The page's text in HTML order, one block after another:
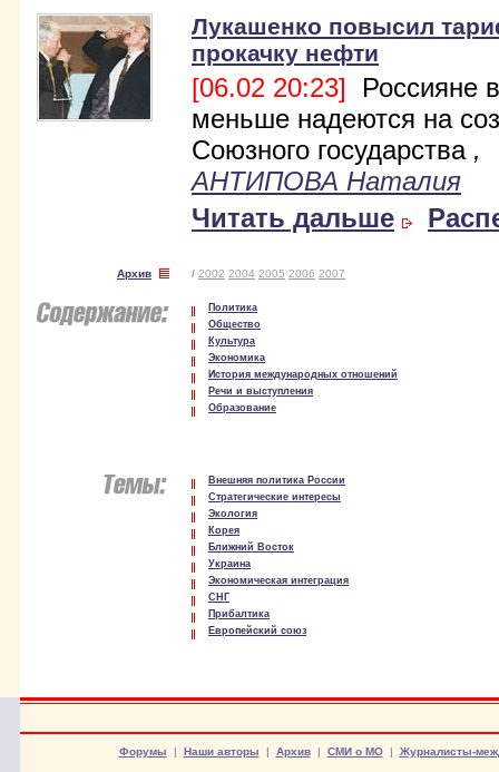
Лукашенко повысил
прокачку нефти
[06.02 20:23] Россияне
меньше надеются на
Союзного государства ,
АНТИПОВА Наталия
Читать дальше
Архив / 2002 2004 2005 2006 2007
Политика
Общество
Культура
Экономика
История международных отношений
Речи и выступления
Образование
Внешняя политика России
Стратегические интересы
Экология
Корея
Ближний Восток
Украина
Экономическая интеграция
СНГ
Прибалтика
Европейский союз
Форумы | Наши авторы | Архив| СМИ о МО| Журналисты-